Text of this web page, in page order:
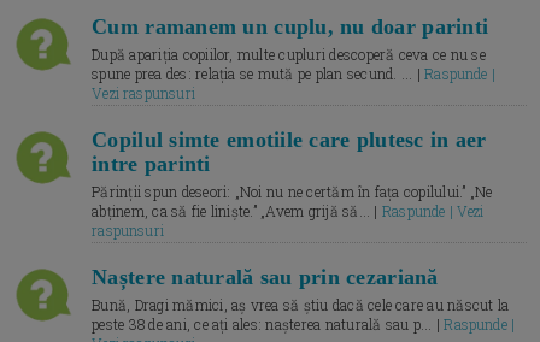
Cum ramanem un cuplu, nu doar parinti
După apariția copiilor, multe cupluri descoperă ceva ce nu se
spune prea des: relația se mută pe plan secund. ... |Raspunde |
Vezi raspunsuri
Copilul simte emotiile care plutesc in aer
intre parinti
Părinții spun deseori: „Noi nu ne certăm în fața copilului.” „Ne
abținem, ca să fie liniște.” „Avem grijă să... | Raspunde | Vezi
raspunsuri
Naștere naturală sau prin cezariană
Bună, Dragi mămici, aș vrea să știu dacă cele care au născut la
peste 38 de ani, ce ați ales: nașterea naturală sau p... |Raspunde |